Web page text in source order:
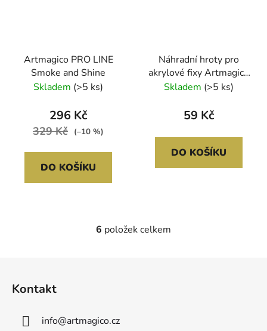
Artmagico PRO LINE
Smoke and Shine
Skladem (>5 ks)
296 Kč
329 Kč (–10 %)
DO KOŠÍKU
Náhradní hroty pro
akrylové fixy Artmagico
PREMIUM extra jemný
Skladem (>5 ks)
59 Kč
DO KOŠÍKU
O
6 položek celkem
Kontakt
info@artmagico.cz